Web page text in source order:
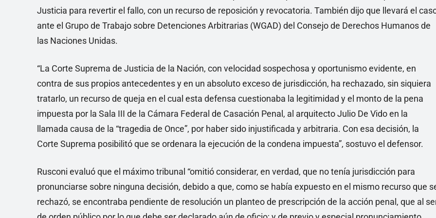
Justicia para revertir el fallo, con un recurso de reposición y revocatoria. También dijo que llevará el
ante el Grupo de Trabajo sobre Detenciones Arbitrarias (WGAD) del Consejo de Derechos Humanos de
las Naciones Unidas.
“La Corte Suprema de Justicia de la Nación, con velocidad sospechosa y oportunismo evidente, en
contra de sus propios antecedentes y en un absoluto exceso de jurisdicción, ha rechazado, sin siquiera
tratarlo, un recurso de queja en el cual esta defensa cuestionaba la legitimidad y el monto de la pena
impuesta por la Sala III de la Cámara Federal de Casación Penal, al arquitecto Julio De Vido en la
llamada causa de la “tragedia de Once”, por haber sido injustificada y arbitraria. Con esa decisión, la
Corte Suprema posibilitó que se ordenara la ejecución de la condena impuesta”, sostuvo el defensor.
Rusconi evaluó que el máximo tribunal “omitió considerar, en verdad, que no tenía jurisdicción para
pronunciarse sobre ninguna decisión, debido a que, como se había expuesto en el mismo recurso que
rechazó, se encontraba pendiente de resolución un planteo de prescripción de la acción penal, que al